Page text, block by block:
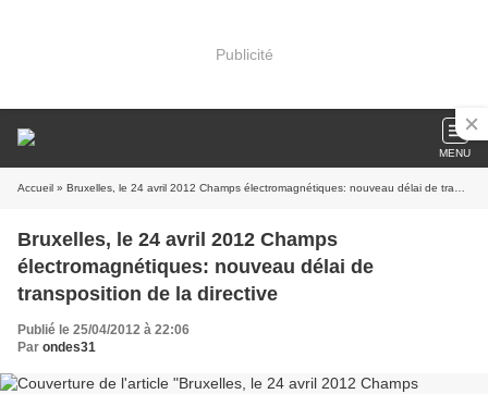
Publicité
MENU
Accueil » Bruxelles, le 24 avril 2012 Champs électromagnétiques: nouveau délai de transposition de la directive
Bruxelles, le 24 avril 2012 Champs
électromagnétiques: nouveau délai de
transposition de la directive
Publié le 25/04/2012 à 22:06
Par ondes31